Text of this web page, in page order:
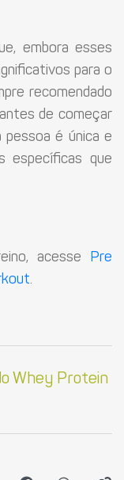
esses
para o
recomendado
de começar
pessoa é única e
específicas que
acesse Pre
.
Whey Protein